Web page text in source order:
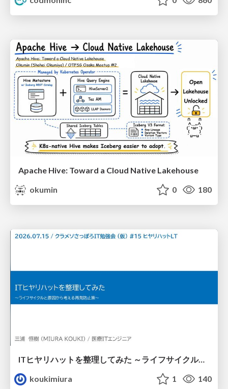
Apache Hive: Toward a Cloud Native Lakehouse
okumin
0 180
ITヒヤリハットを整理してみた ～ライフサイクルと原因から考える再発防止策～
koukimiura
1 140